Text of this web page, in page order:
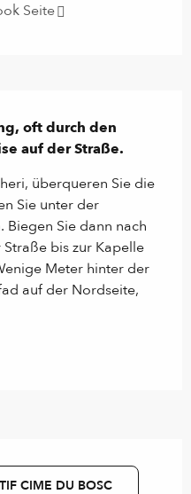
Seite
oft durch den
auf der Straße.
überqueren Sie die
Sie unter der
Biegen Sie dann nach
bis zur Kapelle
Meter hinter der
auf der Nordseite,
CIME DU BOSC